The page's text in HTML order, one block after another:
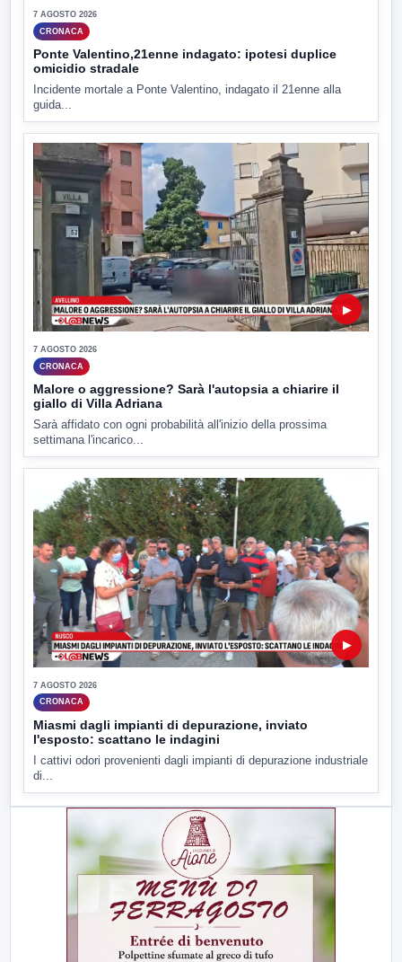
7 AGOSTO 2026
CRONACA
Ponte Valentino,21enne indagato: ipotesi duplice
omicidio stradale
Incidente mortale a Ponte Valentino, indagato il 21enne alla
guida...
▶
7 AGOSTO 2026
CRONACA
Malore o aggressione? Sarà l'autopsia a chiarire il
giallo di Villa Adriana
Sarà affidato con ogni probabilità all'inizio della prossima
settimana l'incarico...
▶
7 AGOSTO 2026
CRONACA
Miasmi dagli impianti di depurazione, inviato
l'esposto: scattano le indagini
I cattivi odori provenienti dagli impianti di depurazione industriale
di...